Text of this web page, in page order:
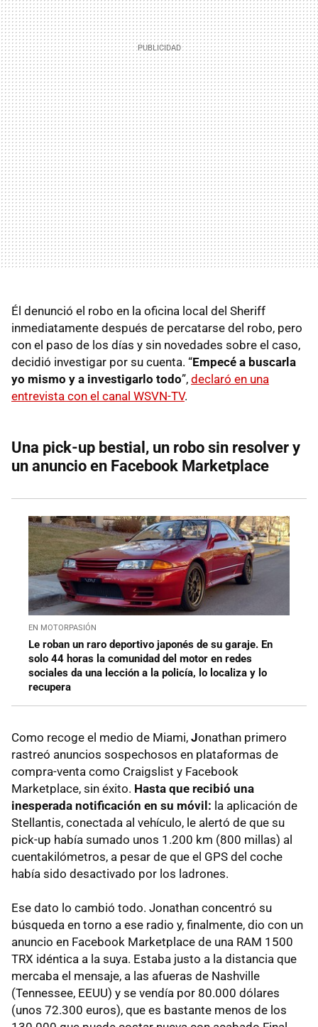
Él denunció el robo en la oficina local del Sheriff
inmediatamente después de percatarse del robo, pero
con el paso de los días y sin novedades sobre el caso,
decidió investigar por su cuenta. “Empecé a buscarla
yo mismo y a investigarlo todo”, declaró en una
entrevista con el canal WSVN-TV.
Una pick-up bestial, un robo sin resolver y
un anuncio en Facebook Marketplace
EN MOTORPASIÓN
Le roban un raro deportivo japonés de su garaje. En
solo 44 horas la comunidad del motor en redes
sociales da una lección a la policía, lo localiza y lo
recupera
Como recoge el medio de Miami, Jonathan primero
rastreó anuncios sospechosos en plataformas de
compra-venta como Craigslist y Facebook
Marketplace, sin éxito. Hasta que recibió una
inesperada notificación en su móvil: la aplicación de
Stellantis, conectada al vehículo, le alertó de que su
pick-up había sumado unos 1.200 km (800 millas) al
cuentakilómetros, a pesar de que el GPS del coche
había sido desactivado por los ladrones.
Ese dato lo cambió todo. Jonathan concentró su
búsqueda en torno a ese radio y, finalmente, dio con un
anuncio en Facebook Marketplace de una RAM 1500
TRX idéntica a la suya. Estaba justo a la distancia que
mercaba el mensaje, a las afueras de Nashville
(Tennessee, EEUU) y se vendía por 80.000 dólares
(unos 72.300 euros), que es bastante menos de los